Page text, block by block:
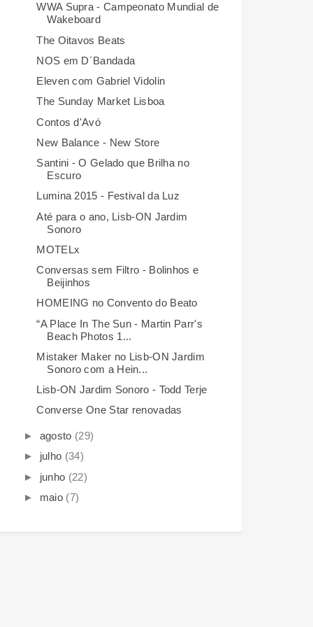
WWA Supra - Campeonato Mundial de
Wakeboard
The Oitavos Beats
NOS em D´Bandada
Eleven com Gabriel Vidolin
The Sunday Market Lisboa
Contos d'Avó
New Balance - New Store
Santini - O Gelado que Brilha no
Escuro
Lumina 2015 - Festival da Luz
Até para o ano, Lisb-ON Jardim
Sonoro
MOTELx
Conversas sem Filtro - Bolinhos e
Beijinhos
HOMEING no Convento do Beato
“A Place In The Sun - Martin Parr's
Beach Photos 1...
Mistaker Maker no Lisb-ON Jardim
Sonoro com a Hein...
Lisb-ON Jardim Sonoro - Todd Terje
Converse One Star renovadas
► agosto (29)
► julho (34)
► junho (22)
► maio (7)